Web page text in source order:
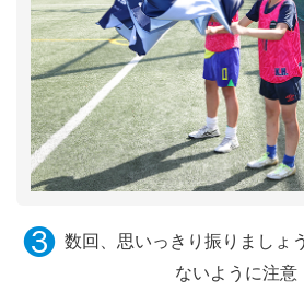
❸ 数回、思いっきり振りましょ
ないように注意